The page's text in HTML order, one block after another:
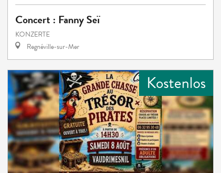
Concert : Fanny Seï
KONZERTE
Regnéville-sur-Mer
Kostenlos